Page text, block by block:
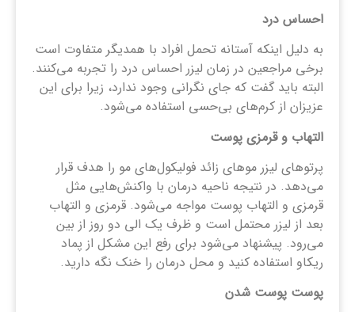
احساس درد
به دلیل اینکه آستانه تحمل افراد با همدیگر متفاوت است
برخی مراجعین در زمان لیزر احساس درد را تجربه می‌کنند.
البته باید گفت که جای نگرانی وجود ندارد، زیرا برای این
عزیزان از کرم‌های بی‌حسی استفاده می‌شود.
التهاب و قرمزی پوست
پرتوهای لیزر موهای زائد فولیکول‌های مو را هدف قرار
می‌دهد. در نتیجه ناحیه درمان با واکنش‌هایی مثل
قرمزی و التهاب پوست مواجه می‌شود. قرمزی و التهاب
بعد از لیزر محتمل است و ظرف یک الی دو روز از بین
می‌رود. پیشنهاد می‌شود برای رفع این مشکل از پماد
ریکاو استفاده کنید و محل درمان را خنک نگه دارید.
پوست پوست شدن